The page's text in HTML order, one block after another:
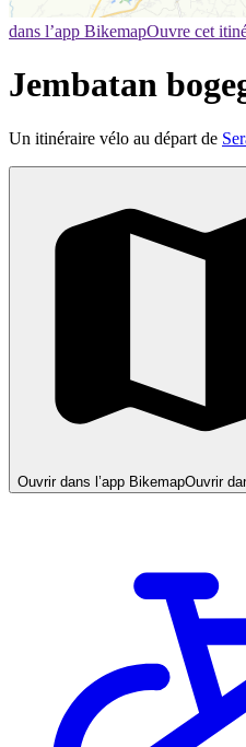
dans l’app BikemapOuvre cet
Jembatan
Un itinéraire vélo au départ de
Ouvrir dans l’app BikemapOuvrir